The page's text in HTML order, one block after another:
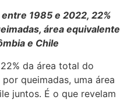
1985 e 2022, 22%
área equivalente
e Chile
da área total do
queimadas, uma área
juntos. É o que revelam